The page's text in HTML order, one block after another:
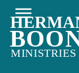
Ga naar hoofdinhoud
MINISTRIES